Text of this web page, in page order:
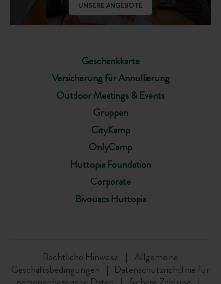
Geschenkkarte
Versicherung für Annullierung
Outdoor Meetings & Events
Gruppen
CityKamp
OnlyCamp
Huttopia Foundation
Corporate
Bivouacs Huttopia
UNSERE ANGEBOTE
Rechtliche Hinweise
Allgemeine
Geschäftsbedingungen
Datenschutzrichtlinie für